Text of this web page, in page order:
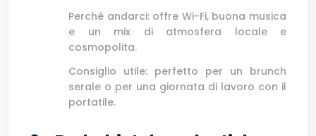
Perché andarci: offre Wi-Fi, buona musica
e un mix di atmosfera locale e
cosmopolita.
Consiglio utile: perfetto per un brunch
serale o per una giornata di lavoro con il
portatile.